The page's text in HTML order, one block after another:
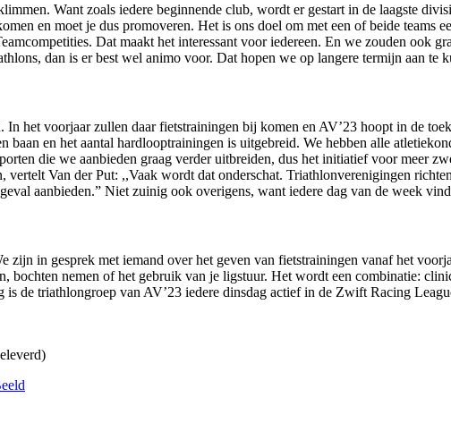
Want zoals iedere beginnende club, wordt er gestart in de laagste
en moet je dus promoveren. Het is ons doel om met een of beide teams
Dat maakt het interessant voor iedereen. En we zouden ook
dan is er best wel animo voor. Dat hopen we op langere termijn aan te
het voorjaar zullen daar fietstrainingen bij komen en AV’23 hoopt in de
en het aantal hardlooptrainingen is uitgebreid. We hebben alle
die we aanbieden graag verder uitbreiden, dus het initiatief voor meer
Van der Put: ,,Vaak wordt dat onderschat. Triathlonverenigingen
aanbieden.” Niet zuinig ook overigens, want iedere dag van de week
in gesprek met iemand over het geven van fietstrainingen vanaf het
nemen of het gebruik van je ligstuur. Het wordt een combinatie:
de triathlongroep van AV’23 iedere dinsdag actief in de Zwift Racing